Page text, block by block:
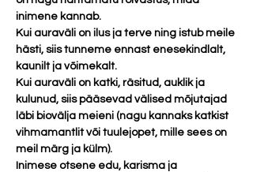
inimene kannab.
Kui auraväli on ilus ja terve ning istub meile
hästi, siis tunneme ennast enesekindlalt,
kaunilt ja võimekalt.
Kui auraväli on katki, räsitud, auklik ja
kulunud, siis pääsevad välised mõjutajad
läbi biovälja meieni (nagu kannaks katkist
vihmamantlit või tuulejopet, mille sees on
meil märg ja külm).
Inimese otsene edu, karisma ja